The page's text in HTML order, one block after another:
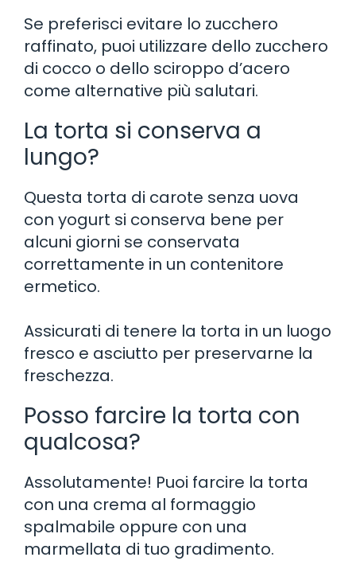
Se preferisci evitare lo zucchero
raffinato, puoi utilizzare dello zucchero
di cocco o dello sciroppo d’acero
come alternative più salutari.
La torta si conserva a
lungo?
Questa torta di carote senza uova
con yogurt si conserva bene per
alcuni giorni se conservata
correttamente in un contenitore
ermetico.
Assicurati di tenere la torta in un luogo
fresco e asciutto per preservarne la
freschezza.
Posso farcire la torta con
qualcosa?
Assolutamente! Puoi farcire la torta
con una crema al formaggio
spalmabile oppure con una
marmellata di tuo gradimento.